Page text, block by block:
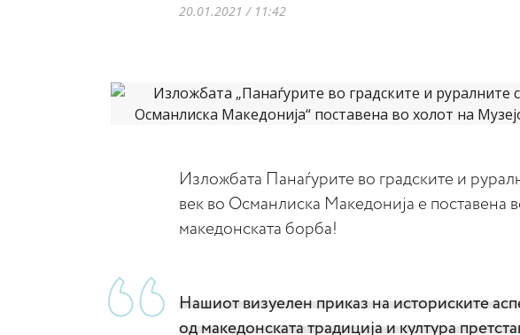
20.01.2021 / 11:42
Изложбата Панаѓурите во градските и
век во Османлиска Македонија е поставена
македонската борба!
Нашиот визуелен приказ на историските
од македонската традиција и култура